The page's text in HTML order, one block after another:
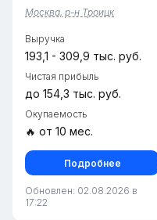
базу клиентов и полностью
отлаженные
Москва, р-н Троицк
Выручка
193,1 - 309,9 тыс. руб.
Чистая прибыль
до 154,3 тыс. руб.
Окупаемость
🔥 от 10 мес.
Подробнее
Обновлен: 02.08.2026 в
17:22